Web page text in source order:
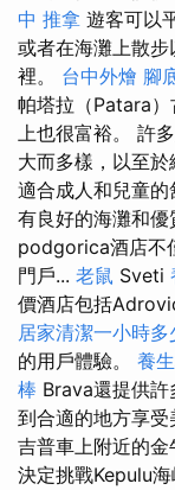
中 推拿 遊客可以
或者在海灘上散
裡。 台中外燴 腳
帕塔拉（Patara
上也很富裕。 許
大而多樣，以至
適合成人和兒童
有良好的海灘和
podgorica酒店不
門戶... 老鼠 Sveti
價酒店包括
居家清潔一小時多
的用戶體驗。 養
棒 Brava還提供
到合適的地方享受
吉普車上附近的金
決定挑戰Kepulu